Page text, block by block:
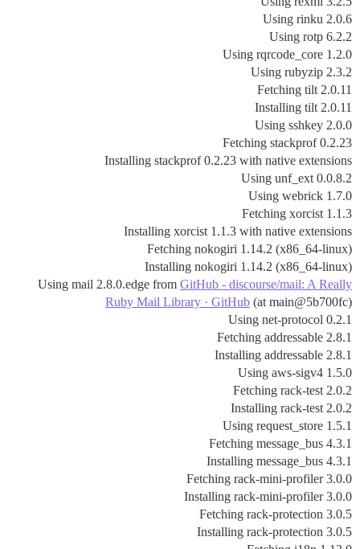
Using rinku 2.0.6
Using rotp 6.2.2
Using rqrcode_core 1.2.0
Using rubyzip 2.3.2
Fetching tilt 2.0.11
Installing tilt 2.0.11
Using sshkey 2.0.0
Fetching stackprof 0.2.23
Installing stackprof 0.2.23 with native extensions
Using unf_ext 0.0.8.2
Using webrick 1.7.0
Fetching xorcist 1.1.3
Installing xorcist 1.1.3 with native extensions
Fetching nokogiri 1.14.2 (x86_64-linux)
Installing nokogiri 1.14.2 (x86_64-linux)
Using mail 2.8.0.edge from GitHub - discourse/mail: A Really
Ruby Mail Library · GitHub (at main@5b700fc)
Using net-protocol 0.2.1
Fetching addressable 2.8.1
Installing addressable 2.8.1
Using aws-sigv4 1.5.0
Fetching rack-test 2.0.2
Installing rack-test 2.0.2
Using request_store 1.5.1
Fetching message_bus 4.3.1
Installing message_bus 4.3.1
Fetching rack-mini-profiler 3.0.0
Installing rack-mini-profiler 3.0.0
Fetching rack-protection 3.0.5
Installing rack-protection 3.0.5